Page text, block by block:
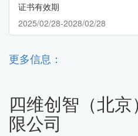
证书有效期
2025/02/28-2028/02/28
更多信息：
四维创智（北
限公司